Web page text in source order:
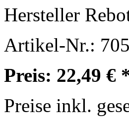
Hersteller
Artikel-Nr.:
Preis: 22,49 €
Preise inkl.